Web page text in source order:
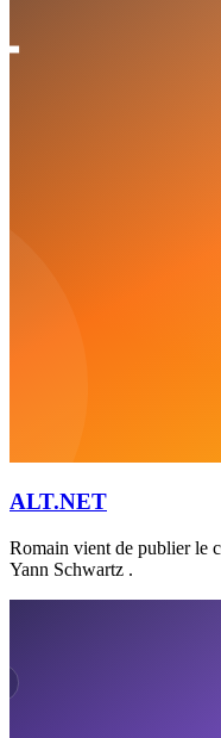
ALT.NET
Romain vient de publier le
Yann Schwartz .